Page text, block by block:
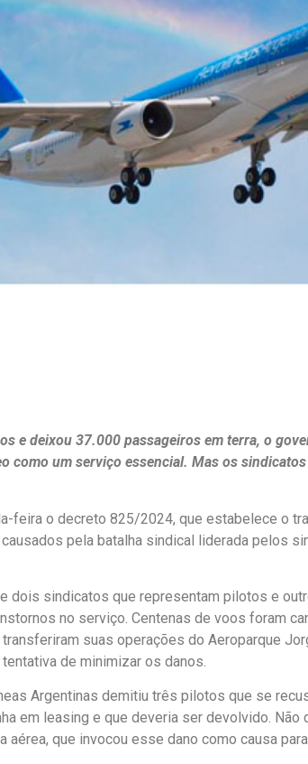
e deixou 37.000 passageiros em terra, o
como um serviço essencial. Mas os
feira o decreto 825/2024, que estabelece o
pela batalha sindical liderada pelos
dois sindicatos que representam pilotos e
no serviço. Centenas de voos foram
transferiram suas operações do Aeroparque
de minimizar os danos.
Argentinas demitiu três pilotos que se
em leasing e que deveria ser devolvido. Não
aérea, que invocou esse dano como causa